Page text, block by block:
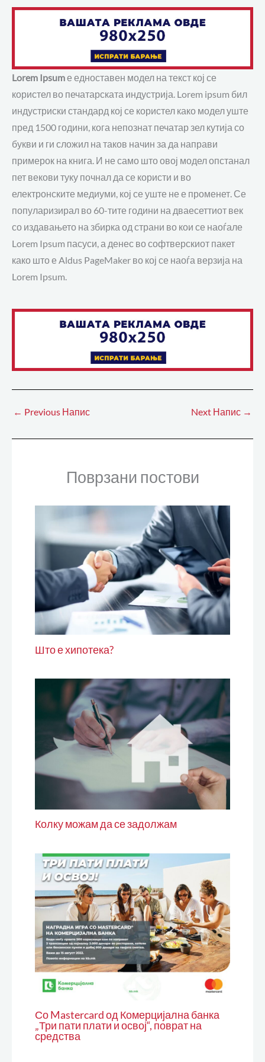
Lorem Ipsumе едноставен модел на текст кој се
користел во печатарската индустрија. Lorem ipsum бил
индустриски стандард кој се користел како модел уште
пред 1500 години, кога непознат печатар зел кутија со
букви и ги сложил на таков начин за да направи
примерок на книга. И не само што овој модел опстанал
пет векови туку почнал да се користи и во
електронските медиуми, кој се уште не е променет. Се
популаризирал во 60-тите години на дваесеттиот век
со издавањето на збирка од страни во кои се наоѓале
Lorem Ipsum пасуси, а денес во софтверскиот пакет
како што е Aldus PageMaker во кој се наоѓа верзија на
Lorem Ipsum.
← Previous Напис Next Напис →
Поврзани постови
Што е хипотека?
Колку можам да се задолжам
Со Mastercard од Комерцијална банка
„Три пати плати и освој“, поврат на
средства